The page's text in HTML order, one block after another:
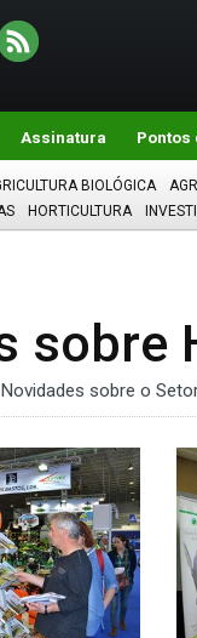
Assinatura Pontos
BIOLÓGICA
HORTICULTURA
sobre
sobre o